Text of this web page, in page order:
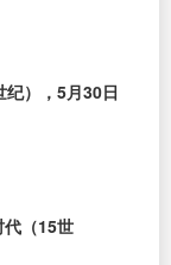
纪），5月30日
代（15世